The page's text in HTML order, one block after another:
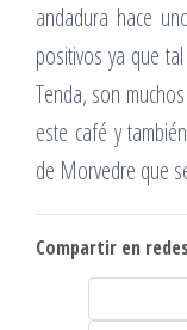
andadura hace
positivos ya que
Tenda, son
este café y
de Morvedre que
Compartir en